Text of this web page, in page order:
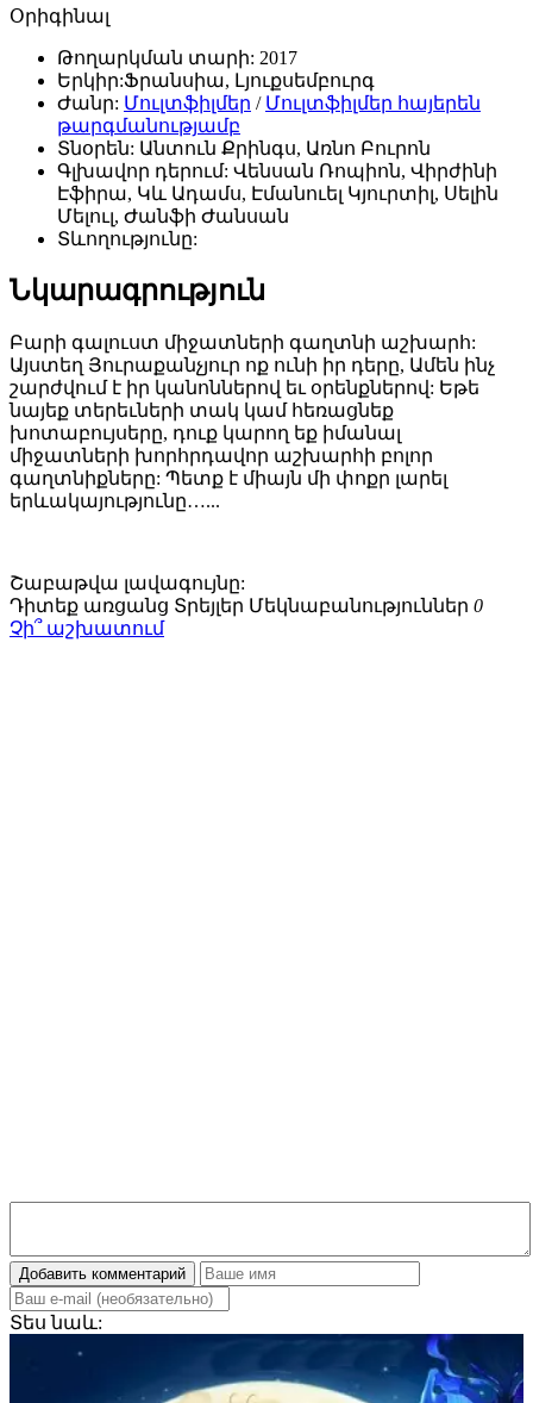
Օրիգինալ
Թողարկման տարի: 2017
Երկիր:Ֆրանսիա, Լյուքսեմբուրգ
Ժանր: Մուլտֆիլմեր / Մուլտֆիլմեր հայերեն
թարգմանությամբ
Տնօրեն: Անտուն Քրինգս, Առնո Բուրոն
Գլխավոր դերում: Վենսան Ռոպիոն, Վիրժինի
Էֆիրա, Կև Ադամս, Էմանուել Կյուրտիլ, Սելին
Մելուլ, Ժանֆի Ժանսան
Տևողությունը:
Նկարագրություն
Բարի գալուստ միջատների գաղտնի աշխարհ:
Այստեղ Յուրաքանչյուր ոք ունի իր դերը, Ամեն ինչ
շարժվում է իր կանոններով եւ օրենքներով: Եթե
նայեք տերեւների տակ կամ հեռացնեք
խոտաբույսերը, դուք կարող եք իմանալ
միջատների խորհրդավոր աշխարհի բոլոր
գաղտնիքները: Պետք է միայն մի փոքր լարել
երևակայությունը…...
Շաբաթվա լավագույնը:
Դիտեք առցանց Տրեյլեր Մեկնաբանություններ 0
Չի՞ աշխատում
Добавить комментарий
Տեսնաև: